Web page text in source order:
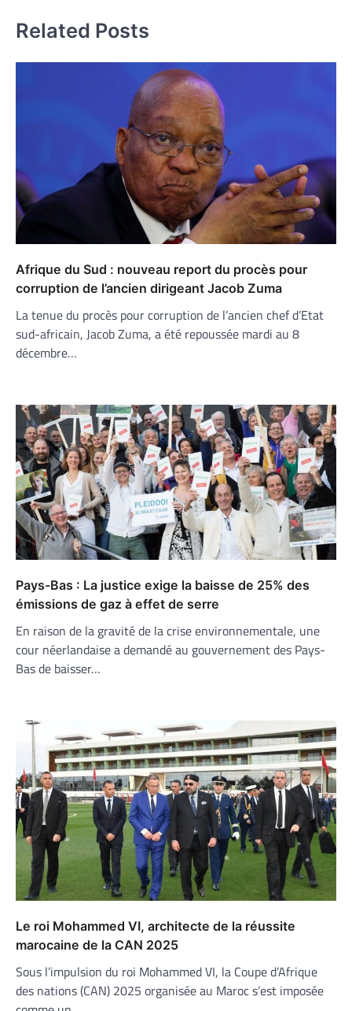
Related Posts
Afrique du Sud : nouveau report du procès pour
corruption de l’ancien dirigeant Jacob Zuma
La tenue du procès pour corruption de l’ancien chef d’Etat
sud-africain, Jacob Zuma, a été repoussée mardi au 8
décembre…
Pays-Bas : La justice exige la baisse de 25% des
émissions de gaz à effet de serre
En raison de la gravité de la crise environnementale, une
cour néerlandaise a demandé au gouvernement des Pays-
Bas de baisser…
Le roi Mohammed VI, architecte de la réussite
marocaine de la CAN 2025
Sous l’impulsion du roi Mohammed VI, la Coupe d’Afrique
des nations (CAN) 2025 organisée au Maroc s’est imposée